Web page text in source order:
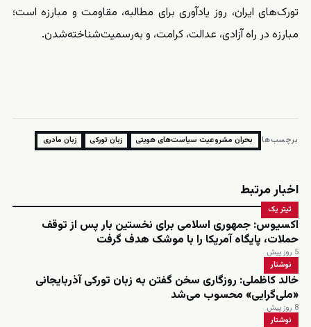
تورک‌های ایران، روز یادآوری برای مطالبه، مقاومت و مبارزه است؛
مبارزه در راه آزادی، عدالت، کرامت، و به‌رسمیت‌شناخته‌شدن.
برچسب‌ها: بحران مشروعیت سیاست‌های هویتی زبان تورکی زبان مادری
اخبار مرتبط
تیتر یک
اکسیوس: جمهوری اسلامی برای نخستین بار پس از توقف
حملات، پایگاه آمریکا را با موشک هدف گرفت
5 روز پیش
نوشتار
خالد کاظملی: روزگاری سخن گفتن به زبان تورکی آذربایجانی
«ملی‌گرایی» محسوب می‌شد
8 روز پیش
نوشتار